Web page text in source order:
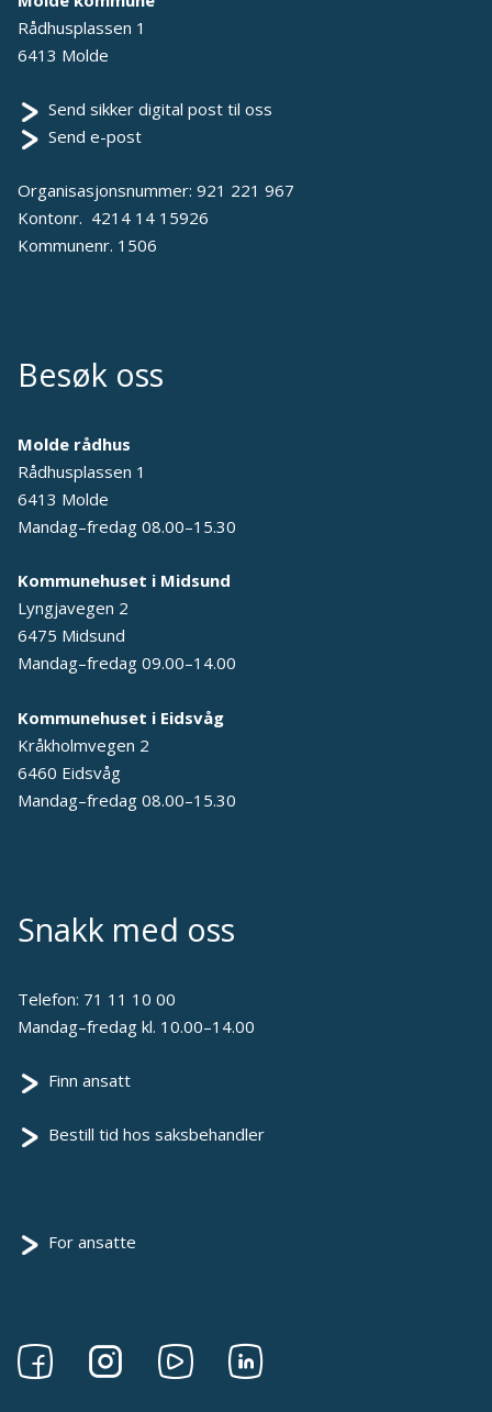
Rådhusplassen 1
6413 Molde
Send sikker digital post til oss
Send e-post
Organisasjonsnummer: 921 221 967
Kontonr. 4214 14 15926
Kommunenr. 1506
Besøk oss
Molde rådhus
Rådhusplassen 1
6413 Molde
Mandag–fredag 08.00–15.30
Kommunehuset i Midsund
Lyngjavegen 2
6475 Midsund
Mandag–fredag 09.00–14.00
Kommunehuset i Eidsvåg
Kråkholmvegen 2
6460 Eidsvåg
Mandag–fredag 08.00–15.30
Snakk med oss
Telefon: 71 11 10 00
Mandag–fredag kl. 10.00–14.00
Finn ansatt
Bestill tid hos saksbehandler
For ansatte
Følg
Følg
Følg
Følg